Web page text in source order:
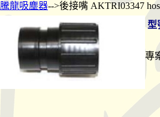
騰龍吸塵器-->後接嘴 AKTRI03347
型
專